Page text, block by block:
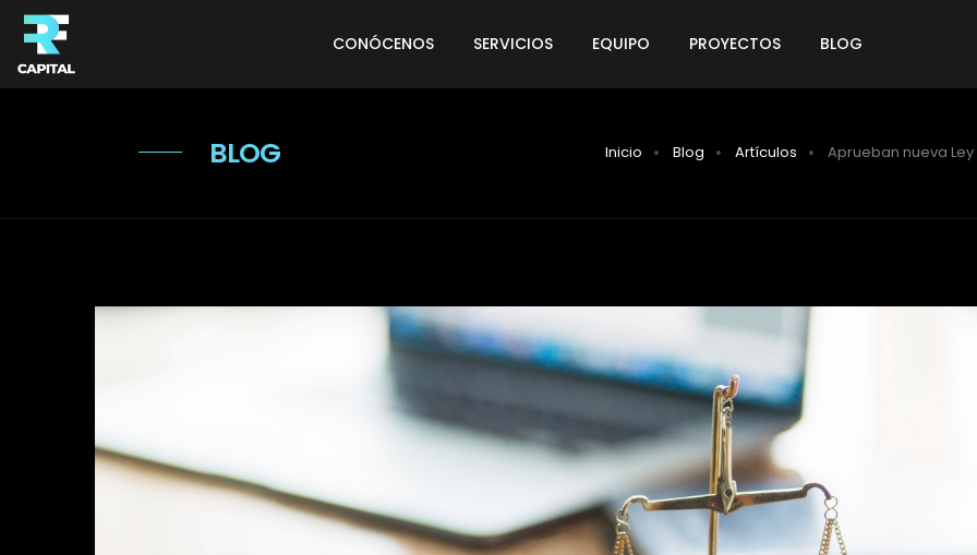
CONÓCENOS SERVICIOS EQUIPO PROYECTOS BLOG
BLOG Inicio Blog Artículos Aprueban nueva